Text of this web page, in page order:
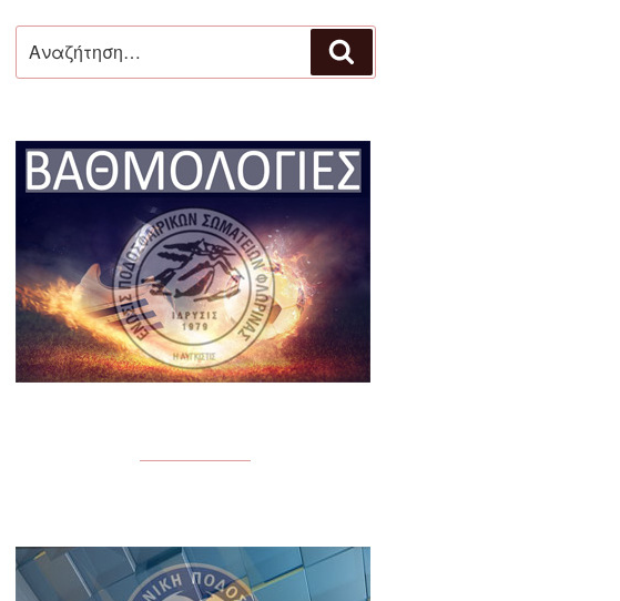
για: